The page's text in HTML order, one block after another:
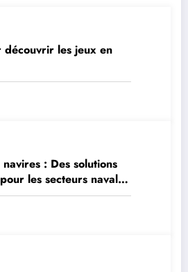
découvrir les jeux en
: Des solutions
les secteurs naval et